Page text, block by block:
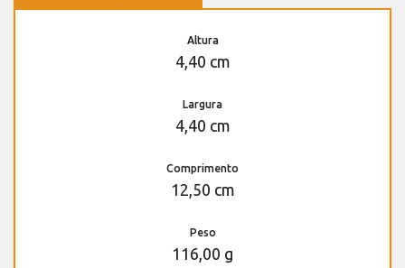
Altura
4,40 cm
Largura
4,40 cm
Comprimento
12,50 cm
Peso
116,00 g